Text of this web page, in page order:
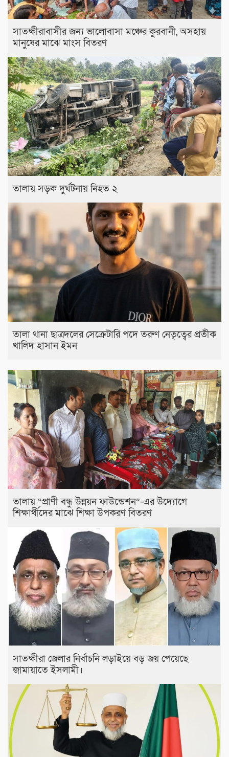
সাতক্ষীরাবাসীর জন্য ভালোবাসা মঞ্চের কুরবানী, অসহায়
মানুষের মাঝে মাংস বিতরণ
তালায় সড়ক দুর্ঘটনায় নিহত ২
তালা থানা ছাত্রদলের সেক্রেটারি পদে তরুণ নেতৃত্বের প্রতীক
খালিদ হাসান ইমন
তালায় “প্রাণী বন্ধু উন্নয়ন ফাউন্ডেশন”-এর উদ্যোগে
শিক্ষার্থীদের মাঝে শিক্ষা উপকরণ বিতরণ
সাতক্ষীরা জেলার নির্বাচনি লড়াইয়ে বড় জয় পেয়েছে
জামায়াতে ইসলামী।